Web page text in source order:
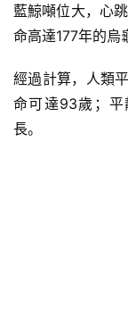
藍鯨噸位大，心
命高達177年的烏
經過計算，人類
命可達93歲；
長。